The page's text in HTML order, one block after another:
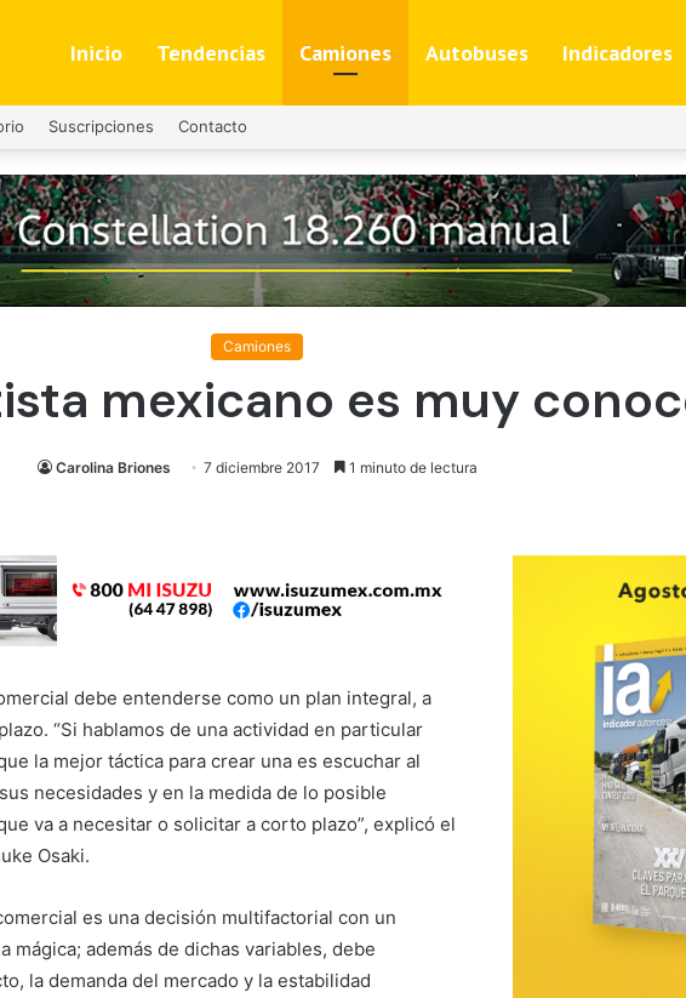
Inicio Tendencias Camiones Autobuses Indicadores
Suscripciones Contacto
Camiones
mexicano es muy
Carolina Briones 7 diciembre 2017 1 minuto de lectura
debe entenderse como un plan integral, a
“Si hablamos de una actividad en particular
la mejor táctica para crear una es escuchar al
necesidades y en la medida de lo posible
va a necesitar o solicitar a corto plazo”, explicó el
Osaki.
es una decisión multifactorial con un
mágica; además de dichas variables, debe
la demanda del mercado y la estabilidad